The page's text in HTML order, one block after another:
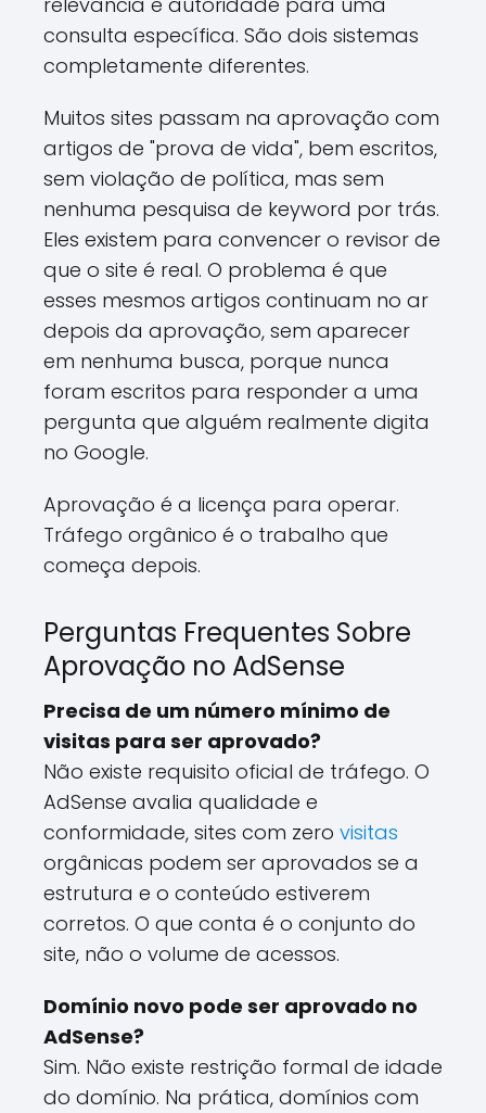
consulta específica. São dois sistemas
completamente diferentes.
Muitos sites passam na aprovação com
artigos de "prova de vida", bem escritos,
sem violação de política, mas sem
nenhuma pesquisa de keyword por trás.
Eles existem para convencer o revisor de
que o site é real. O problema é que
esses mesmos artigos continuam no ar
depois da aprovação, sem aparecer
em nenhuma busca, porque nunca
foram escritos para responder a uma
pergunta que alguém realmente digita
no Google.
Aprovação é a licença para operar.
Tráfego orgânico é o trabalho que
começa depois.
Perguntas Frequentes Sobre
Aprovação no AdSense
Precisa de um número mínimo de
visitas para ser aprovado?
Não existe requisito oficial de tráfego. O
AdSense avalia qualidade e
conformidade, sites com zero visitas
orgânicas podem ser aprovados se a
estrutura e o conteúdo estiverem
corretos. O que conta é o conjunto do
site, não o volume de acessos.
Domínio novo pode ser aprovado no
AdSense?
Sim. Não existe restrição formal de idade
do domínio. Na prática, domínios com